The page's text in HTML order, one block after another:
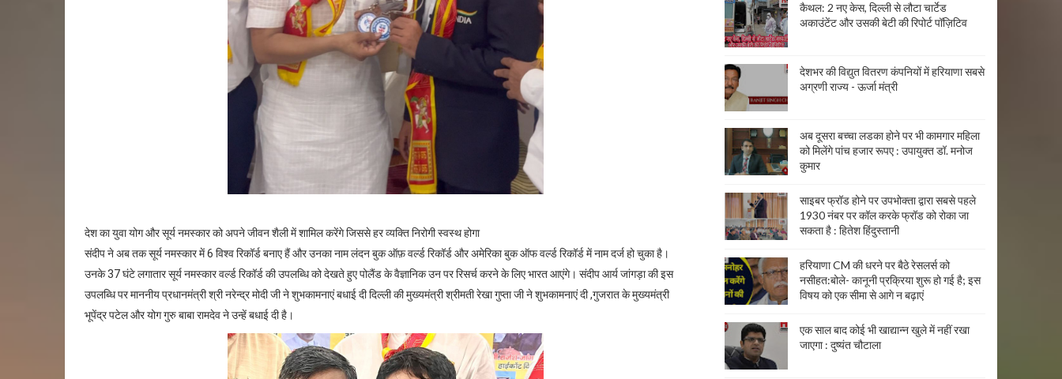
देश का युवा योग और सूर्य नमस्कार को अपने जीवन शैली में शामिल करेंगे जिससे हर व्यक्ति निरोगी स्वस्थ होगा
संदीप ने अब तक सूर्य नमस्कार में 6 विश्व रिकॉर्ड बनाए हैं और उनका नाम लंदन बुक ऑफ़ वर्ल्ड रिकॉर्ड और अमेरिका बुक ऑफ वर्ल्ड रिकॉर्ड में नाम दर्ज हो चुका है।
उनके 37 घंटे लगातार सूर्य नमस्कार वर्ल्ड रिकॉर्ड की उपलब्धि को देखते हुए पोलैंड के वैज्ञानिक उन पर रिसर्च करने के लिए भारत आएंगे। संदीप आर्य जांगड़ा की इस
उपलब्धि पर माननीय प्रधानमंत्री श्री नरेन्द्र मोदी जी ने शुभकामनाएं बधाई दी दिल्ली की मुख्यमंत्री श्रीमती रेखा गुप्ता जी ने शुभकामनाएं दी ,गुजरात के मुख्यमंत्री
भूपेंद्र पटेल और योग गुरु बाबा रामदेव ने उन्हें बधाई दी है।
कैथल: 2 नए केस, दिल्ली से लौटा चार्टेड
अकाउंटेंट और उसकी बेटी की रिपोर्ट पॉज़िटिव
देशभर की विद्युत वितरण कंपनियों में हरियाणा सबसे
अग्रणी राज्य - ऊर्जा मंत्री
अब दूसरा बच्चा लडका होने पर भी कामगार महिला
को मिलेंगे पांच हजार रूपए : उपायुक्त डॉ. मनोज
कुमार
साइबर फ्रॉड होने पर उपभोक्ता द्वारा सबसे पहले
1930 नंबर पर कॉल करके फ्रॉड को रोका जा
सकता है : हितेश हिंदुस्तानी
हरियाणा CM की धरने पर बैठे रेसलर्स को
नसीहत:बोले- कानूनी प्रक्रिया शुरू हो गई है; इस
विषय को एक सीमा से आगे न बढ़ाएं
एक साल बाद कोई भी खाद्यान्न खुले में नहीं रखा
जाएगा : दुष्यंत चौटाला